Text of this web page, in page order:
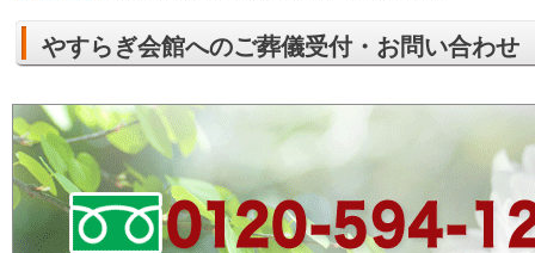
やすらぎ会館へのご葬儀受付・お問い合わせ